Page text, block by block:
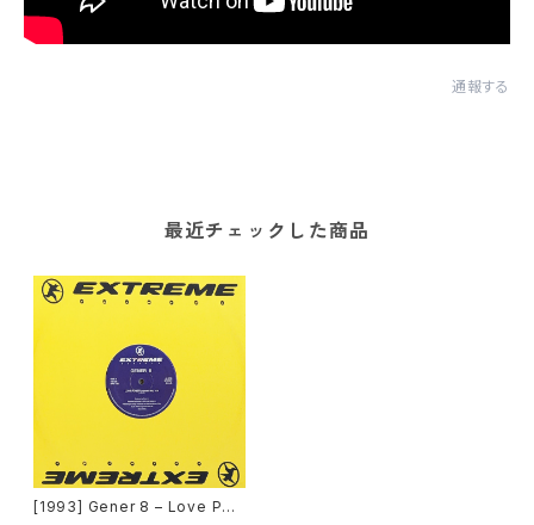
通報する
最近チェックした商品
[1993] Gener 8 – Love Pow